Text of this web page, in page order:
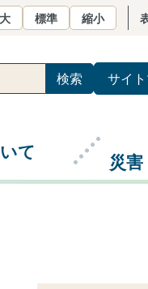
サイ
て 災
標準 縮小